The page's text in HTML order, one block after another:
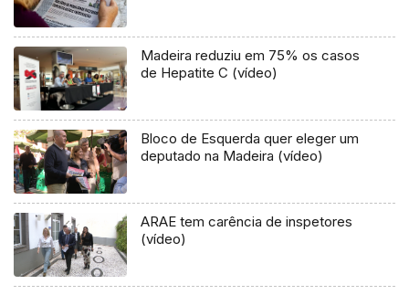
Madeira reduziu em 75% os casos
de Hepatite C (vídeo)
Bloco de Esquerda quer eleger um
deputado na Madeira (vídeo)
ARAE tem carência de inspetores
(vídeo)